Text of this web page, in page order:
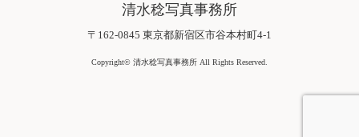
清水稔写真事務所
〒162-0845 東京都新宿区市谷本村町4-1
Copyright© 清水稔写真事務所 All Rights Reserved.